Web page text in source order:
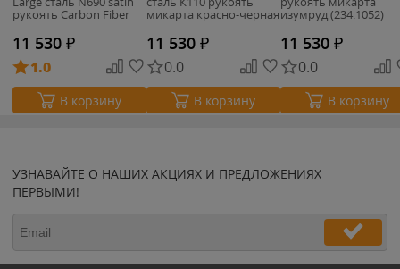
рукоять Carbon Fiber
11 530 ₽
1.0
В корзину
микарта красно-черная
(234.1054)
11 530 ₽
0.0
В корзину
изумруд (234.1052)
11 530 ₽
0.0
В корзину
УЗНАВАЙТЕ О НАШИХ АКЦИЯХ И ПРЕДЛОЖЕНИЯХ
ПЕРВЫМИ!